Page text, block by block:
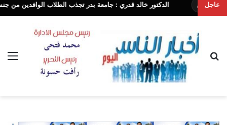
عاجل الدكتور خالد قدري : جامعة بدر تجذب الطلاب الوافدين من جنسيات
بحث عن